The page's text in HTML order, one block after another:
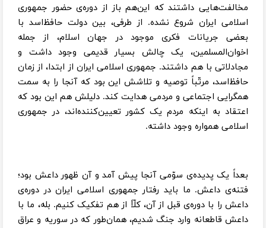
مخالفت‌هایی داشتند که این‌هم باز از دوره‌ی حضور جمهوری
اسلامی ایران شروع نشده. از طرفی، بین دولت حافظ‌اسد با
بعضی جریانات فکری موجود در جهان اسلام، از جمله
اخوان‌المسلمین، یک چالش بسیار قدیمی وجود داشت و
مجادلاتی با هم داشتند. جمهوری اسلامی ایران از ابتدا، از زمان
حافظ‌اسد، مرتّباً توصیه و تلاشش این بود که آنجا را به سمت
همگرایی اجتماعی و مردمی هدایت کند. دلیلش هم این بود که
اعتقاد به اینکه مردم یک کشور تعیین‌کننده‌اند، در جمهوری
اسلامی همواره وجود داشته.
بعداً یک پدیده‌ی سوّمی آنجا پیش آمد و آن ظهور داعش بود؛
فتنه‌ی داعش. ما باید رفتار جمهوری اسلامی ایران در دوره‌ی
داعش را با دوره‌ی قبل از آن، کلّاً از هم تفکیک کنیم. بله، ما با
داعش قاطعانه وارد جنگ شدیم، همان‌طور که در سوریه و عراق